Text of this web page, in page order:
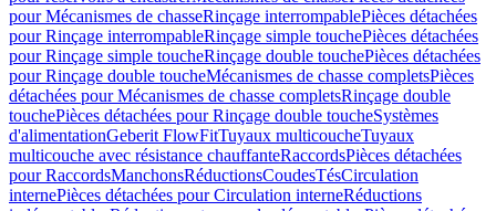
pour Mécanismes de chasseRinçage interrompablePièces détachées
pour Rinçage interrompableRinçage simple touchePièces détachées
pour Rinçage simple toucheRinçage double touchePièces détachées
pour Rinçage double toucheMécanismes de chasse completsPièces
détachées pour Mécanismes de chasse completsRinçage double
touchePièces détachées pour Rinçage double toucheSystèmes
d'alimentationGeberit FlowFitTuyaux multicoucheTuyaux
multicouche avec résistance chauffanteRaccordsPièces détachées
pour RaccordsManchonsRéductionsCoudesTésCirculation
internePièces détachées pour Circulation interneRéductions